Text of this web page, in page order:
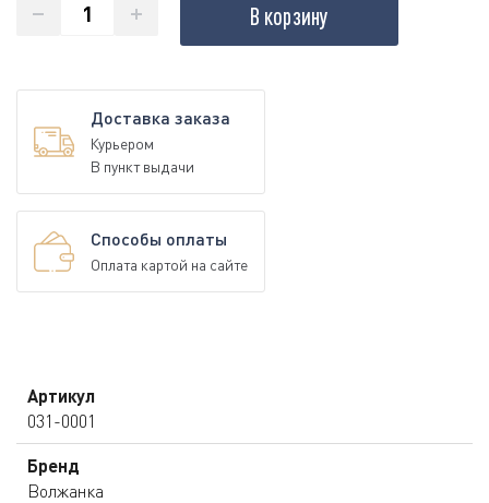
В корзину
Доставка заказа
Курьером
В пункт выдачи
Способы оплаты
Оплата картой на сайте
Артикул
031-0001
Бренд
Волжанка